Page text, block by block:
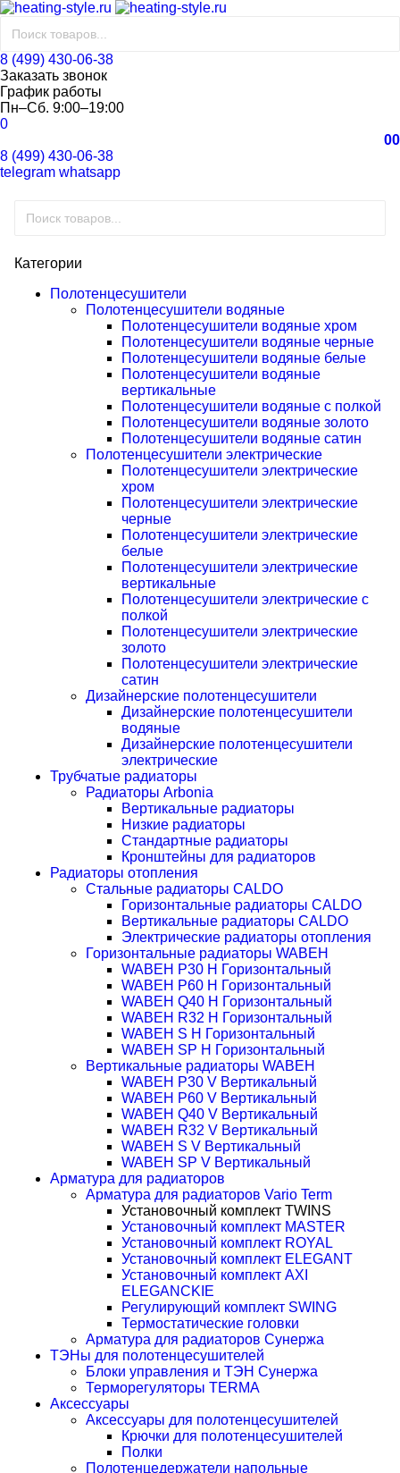
8 (499) 430-06-38
Заказать звонок
График работы
Пн–Сб. 9:00–19:00
0
00
8 (499) 430-06-38
telegram whatsapp
Категории
Полотенцесушители
Полотенцесушители водяные
Полотенцесушители водяные хром
Полотенцесушители водяные черные
Полотенцесушители водяные белые
Полотенцесушители водяные
вертикальные
Полотенцесушители водяные с полкой
Полотенцесушители водяные золото
Полотенцесушители водяные сатин
Полотенцесушители электрические
Полотенцесушители электрические
хром
Полотенцесушители электрические
черные
Полотенцесушители электрические
белые
Полотенцесушители электрические
вертикальные
Полотенцесушители электрические с
полкой
Полотенцесушители электрические
золото
Полотенцесушители электрические
сатин
Дизайнерские полотенцесушители
Дизайнерские полотенцесушители
водяные
Дизайнерские полотенцесушители
электрические
Трубчатые радиаторы
Радиаторы Arbonia
Вертикальные радиаторы
Низкие радиаторы
Стандартные радиаторы
Кронштейны для радиаторов
Радиаторы отопления
Стальные радиаторы CALDO
Горизонтальные радиаторы CALDO
Вертикальные радиаторы CALDO
Электрические радиаторы отопления
Горизонтальные радиаторы WABEH
WABEH P30 H Горизонтальный
WABEH P60 H Горизонтальный
WABEH Q40 H Горизонтальный
WABEH R32 H Горизонтальный
WABEH S H Горизонтальный
WABEH SP H Горизонтальный
Вертикальные радиаторы WABEH
WABEH P30 V Вертикальный
WABEH P60 V Вертикальный
WABEH Q40 V Вертикальный
WABEH R32 V Вертикальный
WABEH S V Вертикальный
WABEH SP V Вертикальный
Арматура для радиаторов
Арматура для радиаторов Vario Term
Установочный комплект TWINS
Установочный комплект MASTER
Установочный комплект ROYAL
Установочный комплект ELEGANT
Установочный комплект AXI
ELEGANCKIE
Регулирующий комплект SWING
Термостатические головки
Арматура для радиаторов Сунержа
ТЭНы для полотенцесушителей
Блоки управления и ТЭН Сунержа
Терморегуляторы TERMA
Аксессуары
Аксессуары для полотенцесушителей
Крючки для полотенцесушителей
Полки
Полотенцедержатели напольные